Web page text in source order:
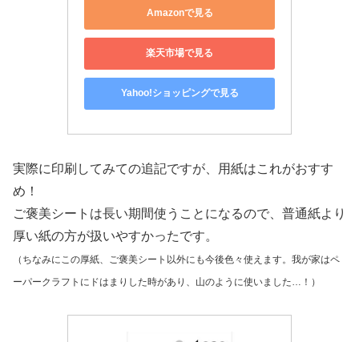
Amazonで見る
楽天市場で見る
Yahoo!ショッピングで見る
実際に印刷してみての追記ですが、用紙はこれがおすす
め！
ご褒美シートは長い期間使うことになるので、普通紙より
厚い紙の方が扱いやすかったです。
（ちなみにこの厚紙、ご褒美シート以外にも今後色々使えます。我が家はペ
ーパークラフトにドはまりした時があり、山のように使いました…！）